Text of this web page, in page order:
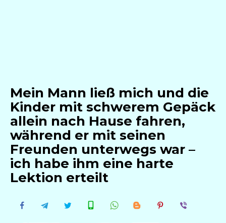
Mein Mann ließ mich und die
Kinder mit schwerem Gepäck
allein nach Hause fahren,
während er mit seinen
Freunden unterwegs war –
ich habe ihm eine harte
Lektion erteilt